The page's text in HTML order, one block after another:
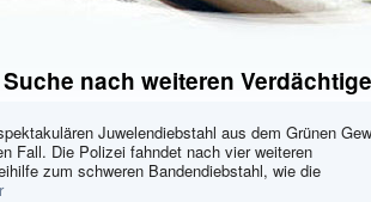
nach weiteren
Juwelendiebstahl aus dem Grünen
Fall. Die Polizei fahndet nach vier weiteren
zum schweren Bandendiebstahl, wie die